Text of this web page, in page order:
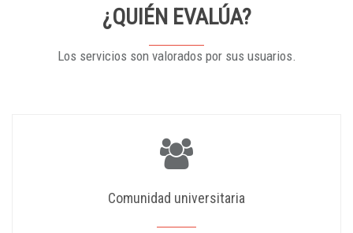
¿QUIÉN EVALÚA?
Los servicios son valorados por sus usuarios.
Comunidad universitaria